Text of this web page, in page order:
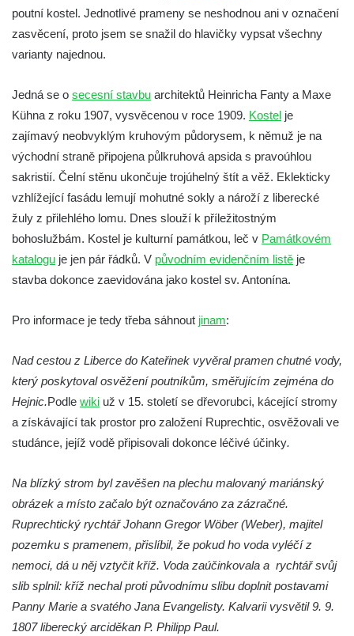
náměstí J. V. Kamarýta ve Velešíně
Kaple na hřbitově ve Velešíně
Márnice na hřbitově ve Velešíně
Poutní areál Římov
Kostel svatého Ducha v poutním areálu
Římov
Křížová cesta Římov – XXV. kaple – Boží
hrob
Křížová cesta Římov – XXIV. kaple – Pieta
Křížová cesta Římov – XXIII. kaple –
Kalvárie
Cyrénský pomáhá Ježíši nést kříž
Popravní brána
Křížová cesta Římov – XX. kaple – Svatá
Veronika potkává Ježíše a utírá mu do své
roušky pot z tváře
Křížová cesta Římov – XIX. kaple – Kristus
Křížová cesta Římov – XVII. kaple – Velký
Pilát
Křížová cesta Římov – XVI. kaple – U
Herodesa
Křížová cesta Římov – XV. kaple – Malý
poutní kostel. Jednotlivé prameny se neshodnou ani v označení
zasvěcení, proto jsem se snažil do hlavičky vypsat všechny
varianty najednou.
Jedná se o secesní stavbu architektů Heinricha Fanty a Maxe
Kühna z roku 1907, vysvěcenou v roce 1909. Kostel je
zajímavý neobvyklým kruhovým půdorysem, k němuž je na
východní straně připojena půlkruhová apsida s pravoúhlou
sakristií. Čelní stěnu ukončuje trojúhelný štít a věž. Eklekticky
vzhlížející fasádu lemují mohutné sokly a nároží z liberecké
žuly z přilehlého lomu. Dnes slouží k příležitostným
bohoslužbám. Kostel je kulturní památkou, leč v Památkovém
katalogu je jen pár řádků. V původním evidenčním listě je
stavba dokonce zaevidována jako kostel sv. Antonína.
Pro informace je tedy třeba sáhnout jinam:
Nad cestou z Liberce do Kateřinek vyvěral pramen chutné vody,
který poskytoval osvěžení poutníkům, směřujícím zejména do
Hejnic.Podle wiki už v 15. století se dřevorubci, kácející stromy
a získávající tak prostor pro založení Ruprechtic, osvěžovali ve
studánce, jejíž vodě připisovali dokonce léčivé účinky.
Na blízký strom byl zavěšen na plechu malovaný mariánský
obrázek a místo začalo být označováno za zázračné.
Ruprechtický rychtář Johann Gregor Wöber (Weber), majitel
pozemku s pramenem, přislíbil, že pokud ho voda vyléčí z
nemoci, dá u něj vztyčit kříž. Voda zaúčinkovala a rychtář svůj
slib splnil: kříž nechal proti původnímu slibu doplnit postavami
Panny Marie a svatého Jana Evangelisty. Kalvarii vysvětil 9. 9.
1807 liberecký arciděkan P. Philipp Paul.